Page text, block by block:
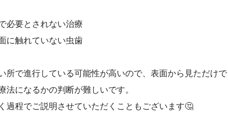
必要とされない治療
に触れていない虫歯
所で進行している可能性が高いので、表面から見ただけで
法になるかの判断が難しいです。
過程でご説明させていただくこともございます🤔